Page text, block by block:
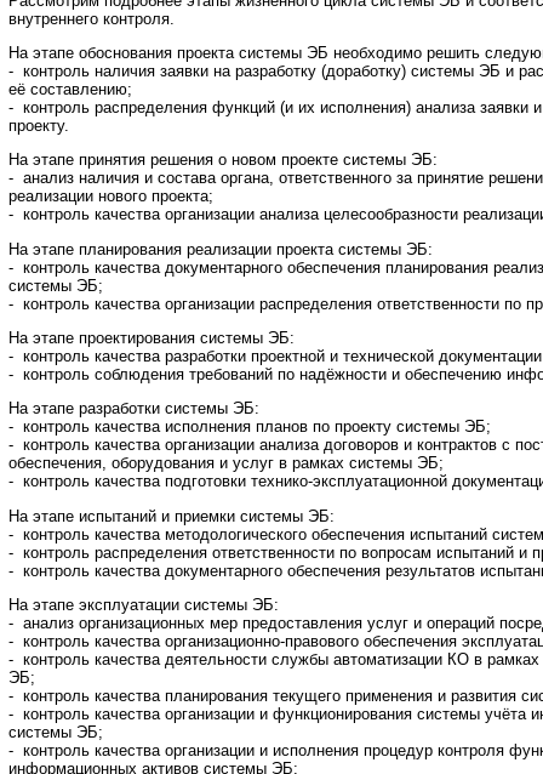
внутреннего контроля.
На этапе обоснования проекта системы ЭБ необходимо решить
- контроль наличия заявки на разработку (доработку) системы ЭБ и
её составлению;
- контроль распределения функций (и их исполнения) анализа заявки
проекту.
На этапе принятия решения о новом проекте системы ЭБ:
- анализ наличия и состава органа, ответственного за принятие
реализации нового проекта;
- контроль качества организации анализа целесообразности
На этапе планирования реализации проекта системы ЭБ:
- контроль качества документарного обеспечения планирования
системы ЭБ;
- контроль качества организации распределения ответственности по
На этапе проектирования системы ЭБ:
- контроль качества разработки проектной и технической
- контроль соблюдения требований по надёжности и обеспечению
На этапе разработки системы ЭБ:
- контроль качества исполнения планов по проекту системы ЭБ;
- контроль качества организации анализа договоров и контрактов с
обеспечения, оборудования и услуг в рамках системы ЭБ;
- контроль качества подготовки технико-эксплуатационной
На этапе испытаний и приемки системы ЭБ:
- контроль качества методологического обеспечения испытаний
- контроль распределения ответственности по вопросам испытаний и
- контроль качества документарного обеспечения результатов
На этапе эксплуатации системы ЭБ:
- анализ организационных мер предоставления услуг и операций
- контроль качества организационно-правового обеспечения
- контроль качества деятельности службы автоматизации КО в
ЭБ;
- контроль качества планирования текущего применения и развития
- контроль качества организации и функционирования системы учёта
системы ЭБ;
- контроль качества организации и исполнения процедур контроля
информационных активов системы ЭБ;